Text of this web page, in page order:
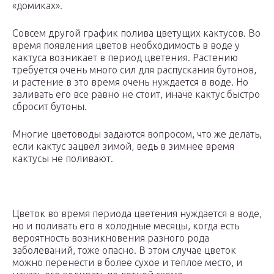
«домиках».
Совсем другой график полива цветущих кактусов. Во
время появления цветов необходимость в воде у
кактуса возникает в период цветения. Растению
требуется очень много сил для распускания бутонов,
и растение в это время очень нуждается в воде. Но
заливать его все равно не стоит, иначе кактус быстро
сбросит бутоны.
Многие цветоводы задаются вопросом, что же делать,
если кактус зацвел зимой, ведь в зимнее время
кактусы не поливают.
Цветок во время периода цветения нуждается в воде,
но и поливать его в холодные месяцы, когда есть
вероятность возникновения разного рода
заболеваний, тоже опасно. В этом случае цветок
можно перенести в более сухое и теплое место, и